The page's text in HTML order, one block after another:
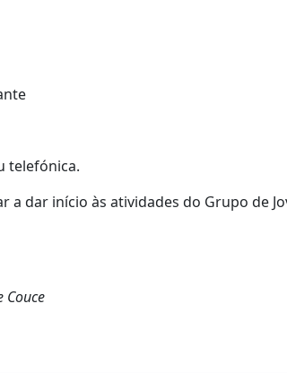
telefónica.
a dar início às atividades do Grupo de
Couce